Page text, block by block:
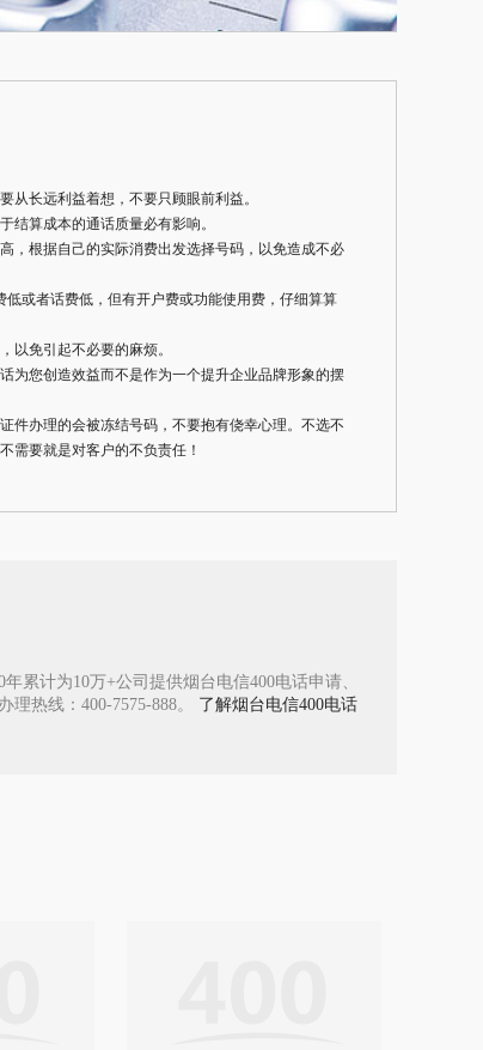
从长远利益着想，不要只顾眼前利益。
结算成本的通话质量必有影响。
，根据自己的实际消费出发选择号码，以免造成不必
或者话费低，但有开户费或功能使用费，仔细算算
以免引起不必要的麻烦。
为您创造效益而不是作为一个提升企业品牌形象的摆
件办理的会被冻结号码，不要抱有侥幸心理。不选不
需要就是对客户的不负责任！
累计为10万+公司提供烟台电信400电话申请、
热线：400-7575-888。 了解烟台电信400电话